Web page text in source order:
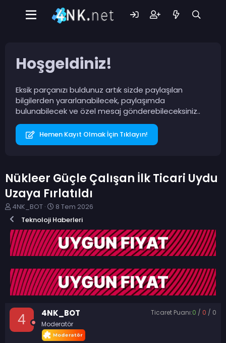
Hoşgeldiniz!
Eksik parçanızı buldunuz artık sizde paylaşılan
bilgilerden yararlanabilecek, paylaşımda
bulunabilecek ve özel mesaj gönderebileceksiniz..
Hemen Kayıt Olmak İçin Tıklayın!
Nükleer Güçle Çalışan İlk Ticari Uydu
Uzaya Fırlatıldı
K
o
n
b
u
y
b
a
ş
l
a
n
4NK_BOT
B
a
ş
l
a
n
ı
ç
t
a
i
h
i
8 Tem 2026
Teknoloji Haberleri
4 4NK_BOT
Moderatör
Ticaret Puanı:0 / 0 / 0